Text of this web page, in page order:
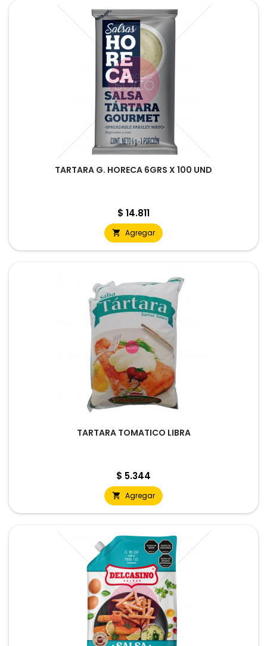
TARTARA G. HORECA 6GRS X 100 UND
Precio
$ 14.811
 Agregar
TARTARA TOMATICO LIBRA
Precio
$ 5.344
 Agregar